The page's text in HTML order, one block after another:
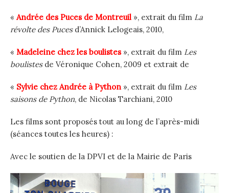
« Andrée des Puces de Montreuil », extrait du film La
révolte des Pucesd’Annick Lelogeais, 2010,
« Madeleine chez les boulistes », extrait du film Les
boulistesde Véronique Cohen, 2009 et extrait de
« Sylvie chez Andrée à Python », extrait du film Les
saisons de Python, de Nicolas Tarchiani, 2010
Les films sont proposés tout au long de l’après-midi
(séances toutes les heures) :
Avec le soutien de la DPVI et de la Mairie de Paris